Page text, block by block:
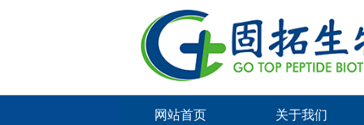
网站首页 关于我们